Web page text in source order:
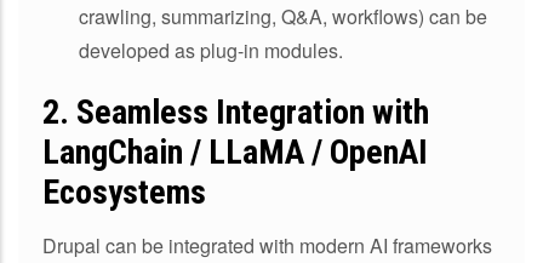
crawling, summarizing, Q&A, workflows) can be
developed as plug-in modules.
2. Seamless Integration with
LangChain / LLaMA / OpenAI
Ecosystems
Drupal can be integrated with modern AI frameworks